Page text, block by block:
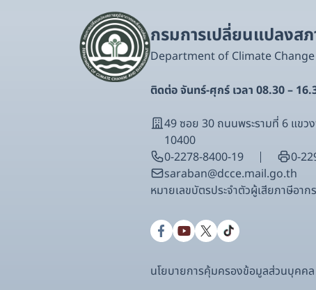
กรมการเปลี่ยนแปลงส
Department of Climate
ติดต่อ จันทร์-ศุกร์ เวลา 08.30 –
49 ซอย 30 ถนนพระรามที่ 6 แข
10400
0-2278-8400-19
0-
saraban@dcce.mail.go.th
หมายเลขบัตรประจําตัวผู้เสียภาษีอา
นโยบายการคุ้มครองข้อมูลส่วนบุคคล